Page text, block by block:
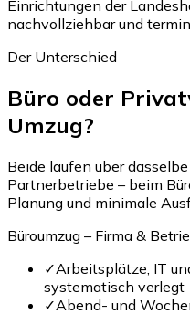
Einrichtungen der
nachvollziehbar und
Der Unterschied
Büro oder
Umzug?
Beide laufen über
Partnerbetriebe – beim
Planung und minimale
Büroumzug – Firma &
✓Arbeitsplätze, IT
systematisch verlegt
✓Abend- und